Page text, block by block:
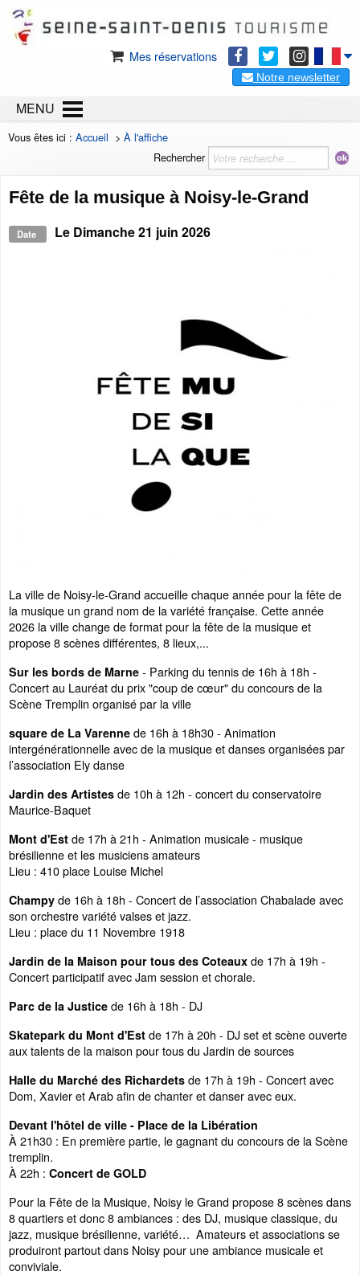
Mes réservations
Notre newsletter
MENU
Vous êtes ici : Accueil > À l'affiche
Rechercher
Fête de la musique à Noisy-le-Grand
Date Le Dimanche 21 juin 2026
La ville de Noisy-le-Grand accueille chaque année pour la fête de
la musique un grand nom de la variété française. Cette année
2026 la ville change de format pour la fête de la musique et
propose 8 scènes différentes, 8 lieux,...
Sur les bords de Marne - Parking du tennis de 16h à 18h -
Concert au Lauréat du prix "coup de cœur" du concours de la
Scène Tremplin organisé par la ville
square de La Varenne de 16h à 18h30 - Animation
intergénérationnelle avec de la musique et danses organisées par
l’association Ely danse
Jardin des Artistes de 10h à 12h - concert du conservatoire
Maurice-Baquet
Mont d'Est de 17h à 21h - Animation musicale - musique
brésilienne et les musiciens amateurs
Lieu : 410 place Louise Michel
Champy de 16h à 18h - Concert de l’association Chabalade avec
son orchestre variété valses et jazz.
Lieu : place du 11 Novembre 1918
Jardin de la Maison pour tous des Coteaux de 17h à 19h -
Concert participatif avec Jam session et chorale.
Parc de la Justice de 16h à 18h - DJ
Skatepark du Mont d'Est de 17h à 20h - DJ set et scène ouverte
aux talents de la maison pour tous du Jardin de sources
Halle du Marché des Richardets de 17h à 19h - Concert avec
Dom, Xavier et Arab afin de chanter et danser avec eux.
Devant l'hôtel de ville - Place de la Libération
À 21h30 : En première partie, le gagnant du concours de la Scène
tremplin.
À 22h : Concert de GOLD
Pour la Fête de la Musique, Noisy le Grand propose 8 scènes dans
8 quartiers et donc 8 ambiances : des DJ, musique classique, du
jazz, musique brésilienne, variété… Amateurs et associations se
produiront partout dans Noisy pour une ambiance musicale et
conviviale.